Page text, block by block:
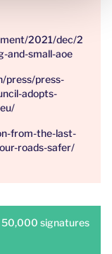
2021/dec/2
and-small-aoe
press/press-
adopts-
from-the-last-
roads-safer/
50,000 signatures